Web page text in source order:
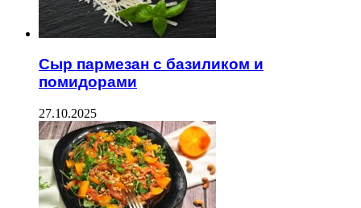
Сыр пармезан с базиликом и
помидорами
27.10.2025